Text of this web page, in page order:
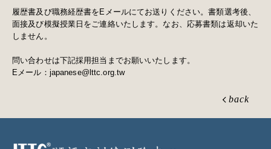
履歴書及び職務経歴書をEメールにてお送りください。書類選考後、
面接及び模擬授業日をご連絡いたします。なお、応募書類は返却いた
しません。
問い合わせは下記採用担当までお願いいたします。
Eメール： japanese@lttc.org.tw
back